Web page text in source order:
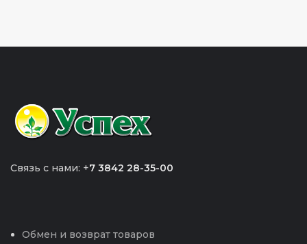
Связь с нами: +7 3842 28-35-00
Обмен и возврат товаров